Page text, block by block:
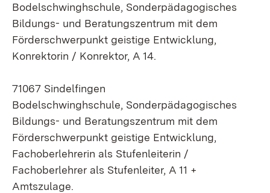
Bodelschwinghschule, Sonderpädagogisches
Bildungs- und Beratungszentrum mit dem
Förderschwerpunkt geistige Entwicklung,
Konrektorin / Konrektor, A 14.
71067 Sindelfingen
Bodelschwinghschule, Sonderpädagogisches
Bildungs- und Beratungszentrum mit dem
Förderschwerpunkt geistige Entwicklung,
Fachoberlehrerin als Stufenleiterin /
Fachoberlehrer als Stufenleiter, A 11 +
Amtszulage.